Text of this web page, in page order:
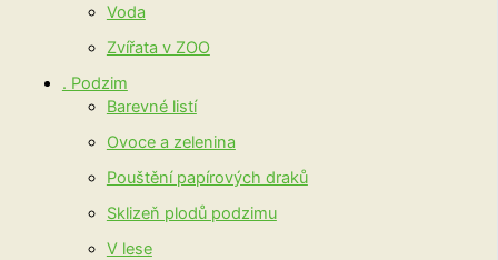
Voda
Zvířata v ZOO
. Podzim
Barevné listí
Ovoce a zelenina
Pouštění papírových draků
Sklizeň plodů podzimu
V lese